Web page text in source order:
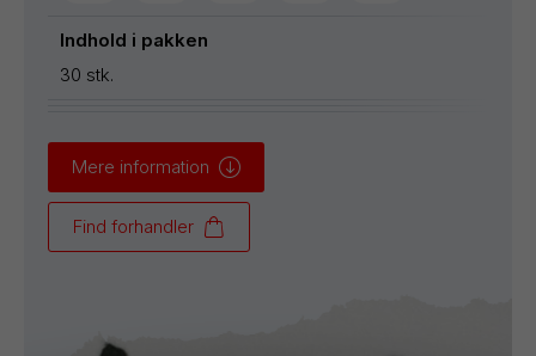
Indhold i pakken
30 stk.
Mere information
Find forhandler